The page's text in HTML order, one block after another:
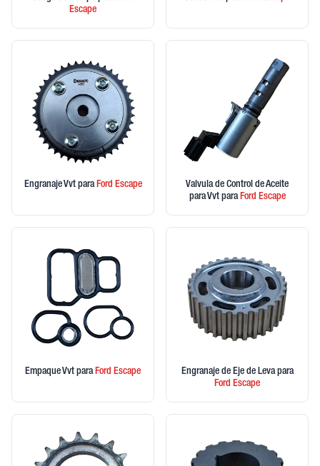
Escape
Engranaje Vvt paraFord Escape
Valvula de Control de Aceite
para Vvt paraFord Escape
Empaque Vvt paraFord Escape Engranaje de Eje de Leva para
Ford Escape